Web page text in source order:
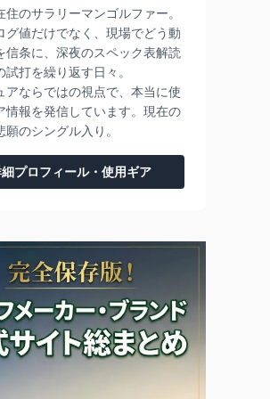
住のサラリーマンゴルファー。
グ値だけでなく、現場でどう動
信条に、深夜のスペック表解読
試打を繰り返す日々。
アならではの視点で、本当に使
情報を発信しています。現在の
願のシングル入り。
プロフィール・使用ギア